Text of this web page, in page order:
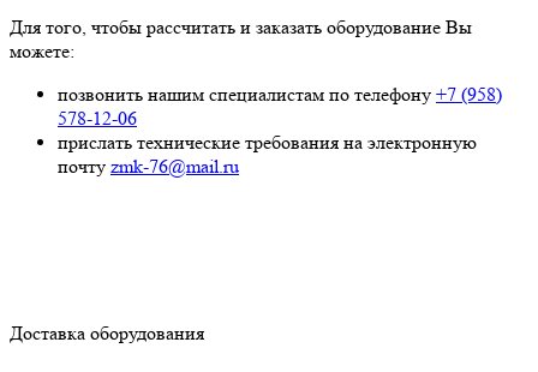
Для того, чтобы рассчитать и заказать оборудование Вы
можете:
позвонить нашим специалистам по телефону +7 (958)
578-12-06
прислать технические требования на электронную
почту zmk-76@mail.ru
Доставка оборудования